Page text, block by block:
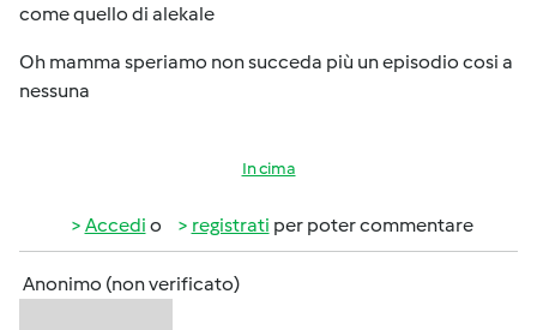
come quello di alekale
Oh mamma speriamo non succeda più un episodio cosi a
nessuna
In cima
Accedi o registrati per poter commentare
Anonimo (non verificato)